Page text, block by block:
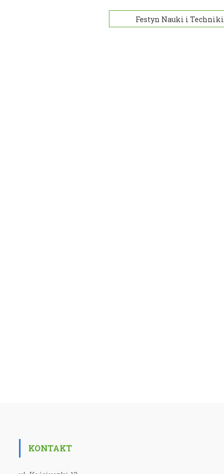
Festyn Nauki i Techniki
KONTAKT